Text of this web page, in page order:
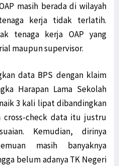
masih berada di wilayah
kerja tidak terlatih.
tenaga kerja OAP yang
maupun supervisor.
data BPS dengan klaim
Harapan Lama Sekolah
3 kali lipat dibandingkan
cross-check data itu justru
Kemudian, dirinya
masih banyaknya
belum adanya TK Negeri